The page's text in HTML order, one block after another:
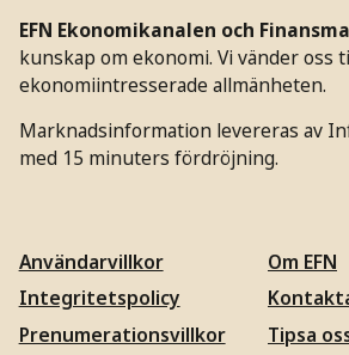
EFN Ekonomikanalen och
kunskap om ekonomi. Vi vänder oss
ekonomiintresserade allmänheten.
Marknadsinformation levereras av
med 15 minuters fördröjning.
Användarvillkor
Integritetspolicy
Prenumerationsvillkor
Om EFN
Tipsa